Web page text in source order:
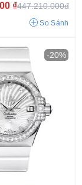
Triệu
₫447.210.000đ
So Sánh
-20%